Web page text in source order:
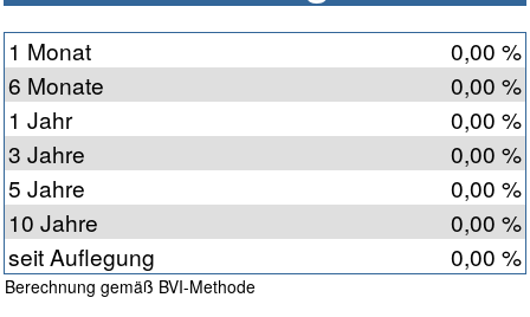
1 Monat
0,00 %
6 Monate
0,00 %
1 Jahr
0,00 %
3 Jahre
0,00 %
5 Jahre
0,00 %
10 Jahre
0,00 %
seit Auflegung
0,00 %
Berechnung gemäß BVI-Methode